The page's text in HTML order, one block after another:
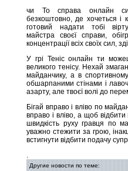
чи То справа онлайн
безкоштовно, де хочеться і
готовий надати тобі
майстра своєї справи,
концентрації всіх своїх сил,
У грі Теніс онлайн ти
великого тенісу. Нехай
майданчику, а в
обшарпаними стінами і
азарту, але твоєї волі до
Бігай вправо і вліво по
вправо і вліво, а щоб
швидкість руху гравця по
уважно стежити за грою,
встигнути відбити подачу
.
Другие новости по теме: